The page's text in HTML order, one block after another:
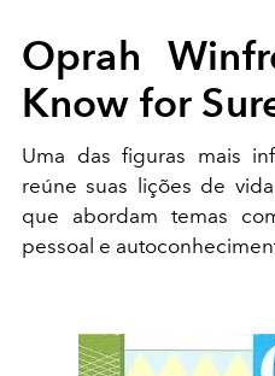
Oprah
Know for
Uma das figuras mais
reúne suas lições de
que abordam temas
pessoal e